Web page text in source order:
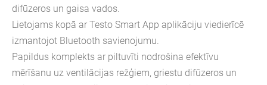
difūzeros un gaisa vados.
Lietojams kopā ar Testo Smart App aplikāciju viedierīcē
izmantojot Bluetooth savienojumu.
Papildus komplekts ar piltuvīti nodrošina efektīvu
mērīšanu uz ventilācijas režģiem, griestu difūzeros un